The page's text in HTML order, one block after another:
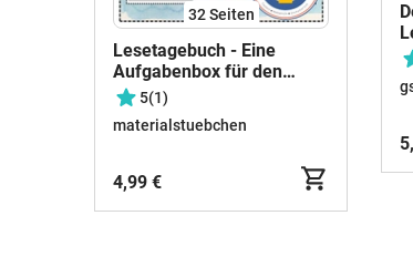
32Seiten
Lesetagebuch - Eine
Aufgabenbox für den
Deutschunterricht
5(1)
materialstuebchen
4,99 €